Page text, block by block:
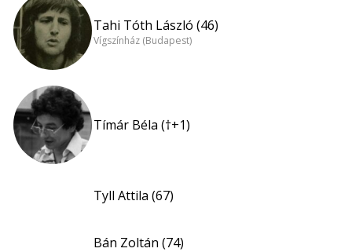
Tahi Tóth László (46)
Vígszínház (Budapest)
Tímár Béla (†+1)
Tyll Attila (67)
Bán Zoltán (74)